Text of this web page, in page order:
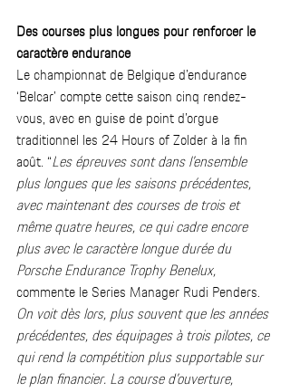
Des courses plus longues pour renforcer le
caractère endurance
Le championnat de Belgique d’endurance
‘Belcar’ compte cette saison cinq rendez-
vous, avec en guise de point d’orgue
traditionnel les 24 Hours of Zolder à la fin
août. “Les épreuves sont dans l’ensemble
plus longues que les saisons précédentes,
avec maintenant des courses de trois et
même quatre heures, ce qui cadre encore
plus avec le caractère longue durée du
Porsche Endurance Trophy Benelux,
commente le Series Manager Rudi Penders.
On voit dès lors, plus souvent que les années
précédentes, des équipages à trois pilotes, ce
qui rend la compétition plus supportable sur
le plan financier. La course d’ouverture,